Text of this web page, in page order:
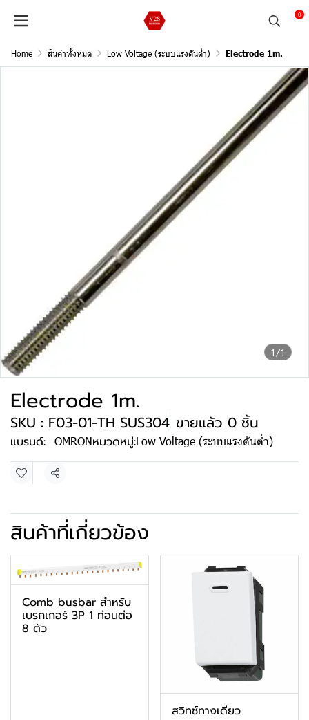
0
Home สินค้าทั้งหมด Low Voltage (ระบบแรงดันต่ำ) Electrode 1m.
1/1
Electrode 1m.
SKU : F03-01-TH SUS304 ขายแล้ว 0 ชิ้น
แบรนด์: OMRONหมวดหมู่:Low Voltage (ระบบแรงดันต่ำ)
แชร์
สินค้าที่เกี่ยวข้อง
Comb busbar สำหรับ
เบรกเกอร์ 3P 1 ท่อนต่อ
8 ตัว
สวิทช์ทางเดียว